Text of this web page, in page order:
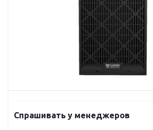
Спрашивать у менеджеров